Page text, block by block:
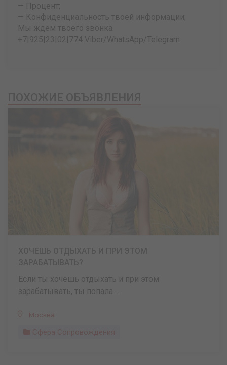
— Процент;
— Конфиденциальность твоей информации;
Мы ждём твоего звонка.
+7|925|23|02|774 Viber/WhatsApp/Telegram
Если ты хочешь отдыхать и при этом
зарабатывать, ты попала ...
Москва
Сфера Сопровождения